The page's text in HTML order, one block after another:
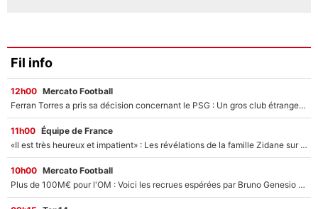
Fil info
12h00 Mercato Football
Ferran Torres a pris sa décision concernant le PSG : Un gros club étranger prêt à relancer le feuilleton pour la signature du champion du monde 2026 !
11h00 Équipe de France
«Il est très heureux et impatient» : Les révélations de la famille Zidane sur sa prise de pouvoir en équipe de France !
10h00 Mercato Football
Plus de 100M€ pour l'OM : Voici les recrues espérées par Bruno Genesio et Grégory Lorenzi après l’opération dégraissage